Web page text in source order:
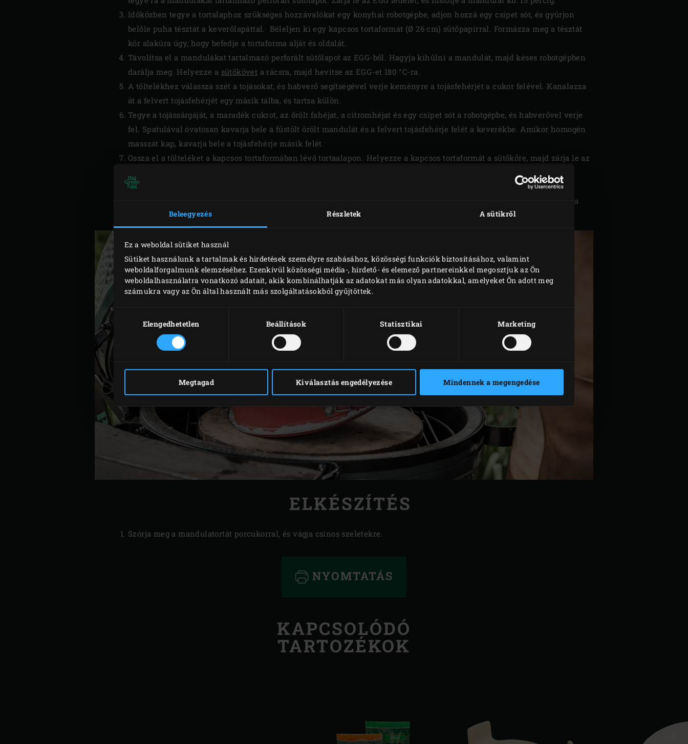
Beleegyezés Részletek A sütikről
Ez a weboldal sütiket használ
Sütiket használunk a tartalmak és hirdetések személyre szabásához, közösségi funkciók biztosításához, valamint
weboldalforgalmunk elemzéséhez. Ezenkívül közösségi média-, hirdető- és elemező partnereinkkel megosztjuk az Ön
weboldalhasználatra vonatkozó adatait, akik kombinálhatják az adatokat más olyan adatokkal, amelyeket Ön adott meg
számukra vagy az Ön által használt más szolgáltatásokból gyűjtöttek.
Hozzájárulás
kiválasztásaElengedhetetlen Beállítások Statisztikai Marketing
Megtagad Kiválasztás engedélyezése Mindennek a megengedése
Időközben tegye a tortalaphoz szükséges hozzávalókat egy konyhai robotgépbe, adjon hozzá egy csipet sót, és gyúrjon
belőle puha tésztát a keverőlapáttal. Béleljen ki egy kapcsos tortaformát (Ø 26 cm) sütőpapírral. Formázza meg a tésztát
kör alakúra úgy, hogy befedje a tortaforma alját és oldalát.
Távolítsa el a mandulákat tartalmazó perforált sütőlapot az EGG-ből. Hagyja kihűlni a mandulát, majd késes robotgépben
darálja meg. Helyezze a sütőkövet a rácsra, majd hevítse az EGG-et 180 °C-ra.
A töltelékhez válassza szét a tojásokat, és habverő segítségével verje keményre a tojásfehérjét a cukor felével. Kanalazza
át a felvert tojásfehérjét egy másik tálba, és tartsa külön.
Tegye a tojássárgáját, a maradék cukrot, az őrölt fahéjat, a citromhéjat és egy csipet sót a robotgépbe, és habverővel verje
fel. Spatulával óvatosan kavarja bele a füstölt őrölt mandulát és a felvert tojásfehérje felét a keverékbe. Amikor homogén
masszát kap, kavarja bele a tojásfehérje másik felét.
Ossza el a tölteléket a kapcsos tortaformában lévő tortaalapon. Helyezze a kapcsos tortaformát a sütőkőre, majd zárja le az
Alufóliával takarja le a tortaformát, és süsse további 20 percig.
Vegye ki a tortát az EGG-ből, és hagyja kihűlni. Időközben készítse elő az EGG-et a paellához: melegítse fel az EGG-et a
kívánt hőmérsékletre.
ELKÉSZÍTÉS
Szórja meg a mandulatortát porcukorral, és vágja csinos szeletekre.
NYOMTATÁS
KAPCSOLÓDÓ
TARTOZÉKOK